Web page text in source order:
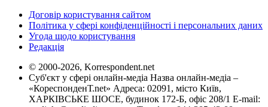
Договір користування сайтом
Політика у сфері конфіденційності і персональних даних
Угода щодо користування
Редакція
© 2000-2026, Korrespondent.net
Суб'єкт у сфері онлайн-медіа Назва онлайн-медіа –
«КореспонденТ.net» Адреса: 02091, місто Київ,
ХАРКІВСЬКЕ ШОСЕ, будинок 172-Б, офіс 208/1 E-mail: